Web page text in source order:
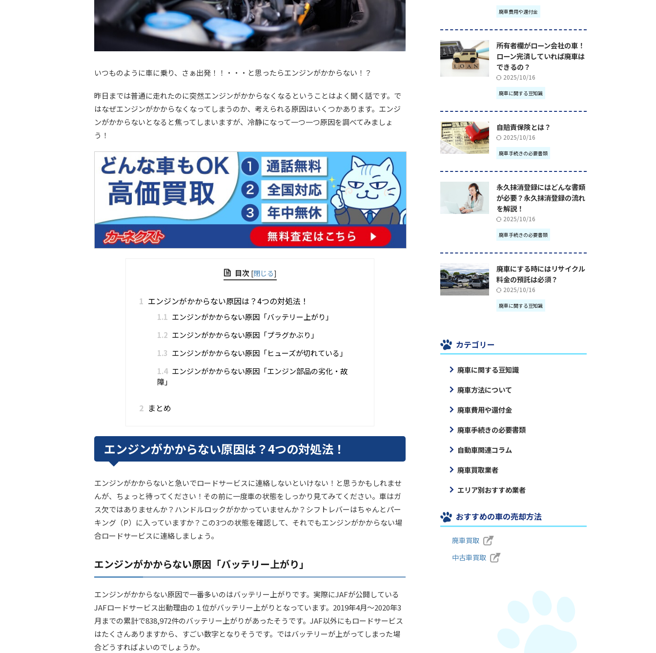
いつものように車に乗り、さぁ出発！！・・・と思ったらエンジンがかからない！？
昨日までは普通に走れたのに突然エンジンがかからなくなるということはよく聞く話です。で
はなぜエンジンがかからなくなってしまうのか、考えられる原因はいくつかあります。エンジ
ンがかからないとなると焦ってしまいますが、冷静になって一つ一つ原因を調べてみましょ
う！
目次 [閉じる]
1 エンジンがかからない原因は？4つの対処法！
1.1 エンジンがかからない原因「バッテリー上がり」
1.2 エンジンがかからない原因「プラグかぶり」
1.3 エンジンがかからない原因「ヒューズが切れている」
1.4 エンジンがかからない原因「エンジン部品の劣化・故
障」
2 まとめ
エンジンがかからない原因は？4つの対処法！
エンジンがかからないと急いでロードサービスに連絡しないといけない！と思うかもしれませ
んが、ちょっと待ってください！その前に一度車の状態をしっかり見てみてください。車はガ
ス欠ではありませんか？ハンドルロックがかかっていませんか？シフトレバーはちゃんとパー
キング（P）に入っていますか？この3つの状態を確認して、それでもエンジンがかからない場
合ロードサービスに連絡しましょう。
エンジンがかからない原因「バッテリー上がり」
エンジンがかからない原因で一番多いのはバッテリー上がりです。実際にJAFが公開している
JAFロードサービス出動理由の１位がバッテリー上がりとなっています。2019年4月～2020年3
月までの累計で838,972件のバッテリー上がりがあったそうです。JAF以外にもロードサービス
はたくさんありますから、すごい数字となりそうです。ではバッテリーが上がってしまった場
合どうすればよいのでしょうか。
廃車費用や還付金
所有者欄がローン会社の車！
ローン完済していれば廃車は
できるの？
2025/10/16
廃車に関する豆知識
自賠責保険とは？
2025/10/16
廃車手続きの必要書類
永久抹消登録にはどんな書類
が必要？永久抹消登録の流れ
を解説！
2025/10/16
廃車手続きの必要書類
廃車にする時にはリサイクル
料金の預託は必須？
2025/10/16
廃車に関する豆知識
カテゴリー
廃車に関する豆知識
廃車方法について
廃車費用や還付金
廃車手続きの必要書類
自動車関連コラム
廃車買取業者
エリア別おすすめ業者
おすすめの車の売却方法
廃車買取
中古車買取